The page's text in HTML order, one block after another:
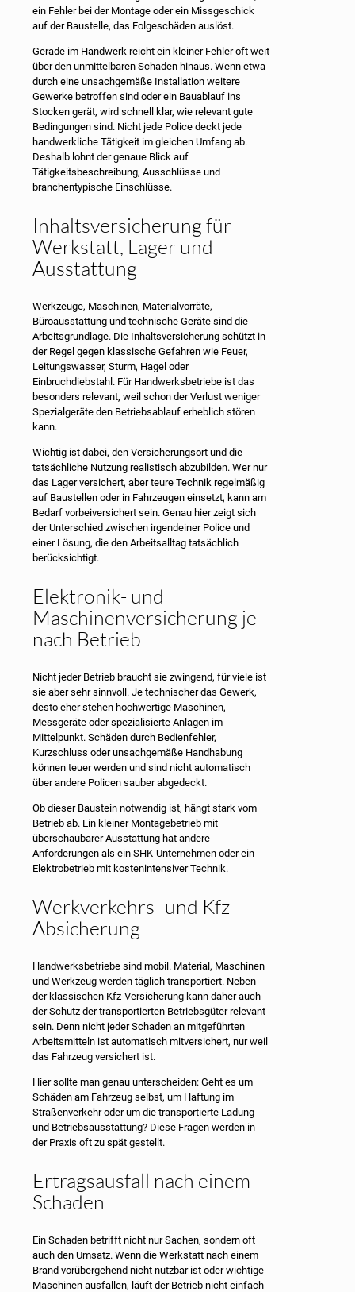
ein Fehler bei der Montage oder ein Missgeschick
auf der Baustelle, das Folgeschäden auslöst.
Gerade im Handwerk reicht ein kleiner Fehler oft weit
über den unmittelbaren Schaden hinaus. Wenn etwa
durch eine unsachgemäße Installation weitere
Gewerke betroffen sind oder ein Bauablauf ins
Stocken gerät, wird schnell klar, wie relevant gute
Bedingungen sind. Nicht jede Police deckt jede
handwerkliche Tätigkeit im gleichen Umfang ab.
Deshalb lohnt der genaue Blick auf
Tätigkeitsbeschreibung, Ausschlüsse und
branchentypische Einschlüsse.
Inhaltsversicherung für
Werkstatt, Lager und
Ausstattung
Werkzeuge, Maschinen, Materialvorräte,
Büroausstattung und technische Geräte sind die
Arbeitsgrundlage. Die Inhaltsversicherung schützt in
der Regel gegen klassische Gefahren wie Feuer,
Leitungswasser, Sturm, Hagel oder
Einbruchdiebstahl. Für Handwerksbetriebe ist das
besonders relevant, weil schon der Verlust weniger
Spezialgeräte den Betriebsablauf erheblich stören
kann.
Wichtig ist dabei, den Versicherungsort und die
tatsächliche Nutzung realistisch abzubilden. Wer nur
das Lager versichert, aber teure Technik regelmäßig
auf Baustellen oder in Fahrzeugen einsetzt, kann am
Bedarf vorbeiversichert sein. Genau hier zeigt sich
der Unterschied zwischen irgendeiner Police und
einer Lösung, die den Arbeitsalltag tatsächlich
berücksichtigt.
Elektronik- und
Maschinenversicherung je
nach Betrieb
Nicht jeder Betrieb braucht sie zwingend, für viele ist
sie aber sehr sinnvoll. Je technischer das Gewerk,
desto eher stehen hochwertige Maschinen,
Messgeräte oder spezialisierte Anlagen im
Mittelpunkt. Schäden durch Bedienfehler,
Kurzschluss oder unsachgemäße Handhabung
können teuer werden und sind nicht automatisch
über andere Policen sauber abgedeckt.
Ob dieser Baustein notwendig ist, hängt stark vom
Betrieb ab. Ein kleiner Montagebetrieb mit
überschaubarer Ausstattung hat andere
Anforderungen als ein SHK-Unternehmen oder ein
Elektrobetrieb mit kostenintensiver Technik.
Werkverkehrs- und Kfz-
Absicherung
Handwerksbetriebe sind mobil. Material, Maschinen
und Werkzeug werden täglich transportiert. Neben
der klassischen Kfz-Versicherung kann daher auch
der Schutz der transportierten Betriebsgüter relevant
sein. Denn nicht jeder Schaden an mitgeführten
Arbeitsmitteln ist automatisch mitversichert, nur weil
das Fahrzeug versichert ist.
Hier sollte man genau unterscheiden: Geht es um
Schäden am Fahrzeug selbst, um Haftung im
Straßenverkehr oder um die transportierte Ladung
und Betriebsausstattung? Diese Fragen werden in
der Praxis oft zu spät gestellt.
Ertragsausfall nach einem
Schaden
Ein Schaden betrifft nicht nur Sachen, sondern oft
auch den Umsatz. Wenn die Werkstatt nach einem
Brand vorübergehend nicht nutzbar ist oder wichtige
Maschinen ausfallen, läuft der Betrieb nicht einfach